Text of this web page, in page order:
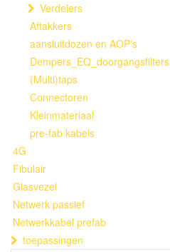
Verdelers
Aftakkers
aansluitdozen en AOP's
Dempers_EQ_doorgangsfilters
(Multi)taps
Connectoren
Kleinmateriaal
pre-fab kabels
4G
Fibulair
Glasvezel
Netwerk passief
Netwerkkabel prefab
toepassingen